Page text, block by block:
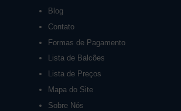
Blog
Contato
Formas de Pagamento
Lista de Balcões
Lista de Preços
Mapa do Site
Sobre Nós